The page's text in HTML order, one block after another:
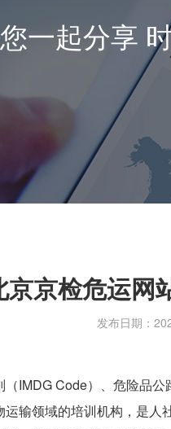
一起分享
京京检危运网
发布日期：
IMDG Code）、危险品
输领域的培训机构，是